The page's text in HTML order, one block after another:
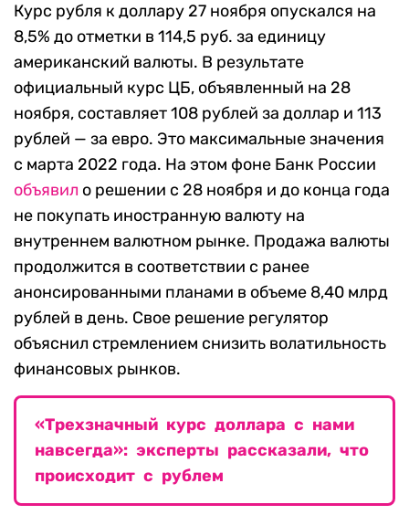
Курс рубля к доллару 27 ноября опускался на
8,5% до отметки в 114,5 руб. за единицу
американский валюты. В результате
официальный курс ЦБ, объявленный на 28
ноября, составляет 108 рублей за доллар и 113
рублей — за евро. Это максимальные значения
с марта 2022 года. На этом фоне Банк России
объявил о решении с 28 ноября и до конца года
не покупать иностранную валюту на
внутреннем валютном рынке. Продажа валюты
продолжится в соответствии с ранее
анонсированными планами в объеме 8,40 млрд
рублей в день. Свое решение регулятор
объяснил стремлением снизить волатильность
финансовых рынков.
«Трехзначный курс доллара с нами
навсегда»: эксперты рассказали, что
происходит с рублем